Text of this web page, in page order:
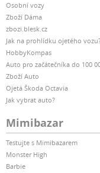
Osobní vozy
Zboží Dáma
zbozi.blesk.cz
Jak na prohlídku ojetého
HobbyKompas
Auto pro začátečníka do 100
Zboží Auto
Ojetá Škoda Octavia
Jak vybrat auto?
Mimibazar
Testujte s Mimibazarem
Monster High
Barbie